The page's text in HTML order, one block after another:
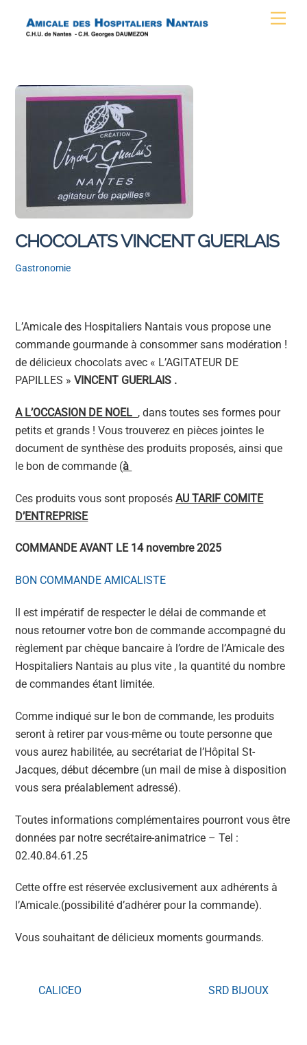
CHOCOLATS VINCENT GUERLAIS
Gastronomie
L’Amicale des Hospitaliers Nantais vous propose une
commande gourmande à consommer sans modération !
de délicieux chocolats avec « L’AGITATEUR DE
PAPILLES »VINCENT GUERLAIS .
A L’OCCASION DE NOEL , dans toutes ses formes pour
petits et grands ! Vous trouverez en pièces jointes le
document de synthèse des produits proposés, ainsi que
le bon de commande (à
Ces produits vous sont proposésAU TARIF COMITE
D’ENTREPRISE
COMMANDE AVANT LE 14 novembre 2025
BON COMMANDE AMICALISTE
Il est impératif de respecter le délai de commande et
nous retourner votre bon de commande accompagné du
règlement par chèque bancaire à l’ordre de l’Amicale des
Hospitaliers Nantais au plus vite , la quantité du nombre
de commandes étant limitée.
Comme indiqué sur le bon de commande, les produits
seront à retirer par vous-même ou toute personne que
vous aurez habilitée, au secrétariat de l’Hôpital St-
Jacques, début décembre (un mail de mise à disposition
vous sera préalablement adressé).
Toutes informations complémentaires pourront vous être
données par notre secrétaire-animatrice – Tel :
02.40.84.61.25
Cette offre est réservée exclusivement aux adhérents à
l’Amicale.(possibilité d’adhérer pour la commande).
Vous souhaitant de délicieux moments gourmands.
CALICEO SRD BIJOUX